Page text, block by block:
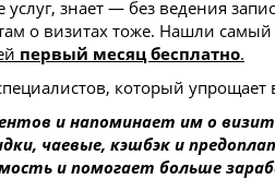
услуг, знает — без ведения
о визитах тоже. Нашли
первый месяц бесплатно.
который упрощает
и напоминает им о
чаевые, кэшбэк и
и помогает больше